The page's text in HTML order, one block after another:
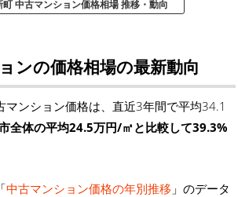
中古マンション価格相場 推移・動向
ンの価格相場の最新動向
マンション価格は、直近3年間で平均34.1
全体の平均24.5万円/㎡と比較して39.3%
中古マンション価格の年別推移 」のデータ